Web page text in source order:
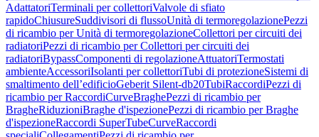
AdattatoriTerminali per collettoriValvole di sfiato
rapidoChiusureSuddivisori di flussoUnità di termoregolazionePezzi
di ricambio per Unità di termoregolazioneCollettori per circuiti dei
radiatoriPezzi di ricambio per Collettori per circuiti dei
radiatoriBypassComponenti di regolazioneAttuatoriTermostati
ambienteAccessoriIsolanti per collettoriTubi di protezioneSistemi di
smaltimento dell’edificioGeberit Silent-db20TubiRaccordiPezzi di
ricambio per RaccordiCurveBraghePezzi di ricambio per
BragheRiduzioniBraghe d'ispezionePezzi di ricambio per Braghe
d'ispezioneRaccordi SuperTubeCurveRaccordi